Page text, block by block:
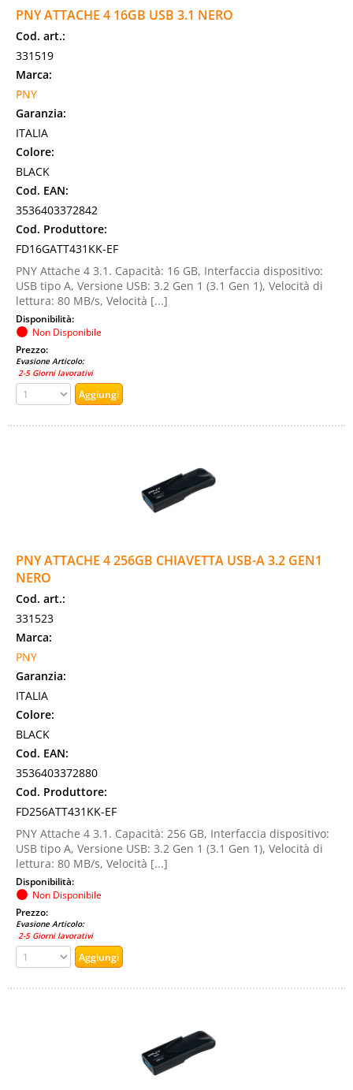
PNY ATTACHE 4 16GB USB 3.1 NERO
Cod. art.:
331519
Marca:
PNY
Garanzia:
ITALIA
Colore:
BLACK
Cod. EAN:
3536403372842
Cod. Produttore:
FD16GATT431KK-EF
PNY Attache 4 3.1. Capacità: 16 GB, Interfaccia dispositivo:
USB tipo A, Versione USB: 3.2 Gen 1 (3.1 Gen 1), Velocità di
lettura: 80 MB/s, Velocità [...]
Disponibilità:
Non Disponibile
Prezzo:
Evasione Articolo:
2-5 Giorni lavorativi
PNY ATTACHE 4 256GB CHIAVETTA USB-A 3.2 GEN1
NERO
Cod. art.:
331523
Marca:
PNY
Garanzia:
ITALIA
Colore:
BLACK
Cod. EAN:
3536403372880
Cod. Produttore:
FD256ATT431KK-EF
PNY Attache 4 3.1. Capacità: 256 GB, Interfaccia dispositivo:
USB tipo A, Versione USB: 3.2 Gen 1 (3.1 Gen 1), Velocità di
lettura: 80 MB/s, Velocità [...]
Disponibilità:
Non Disponibile
Prezzo:
Evasione Articolo:
2-5 Giorni lavorativi